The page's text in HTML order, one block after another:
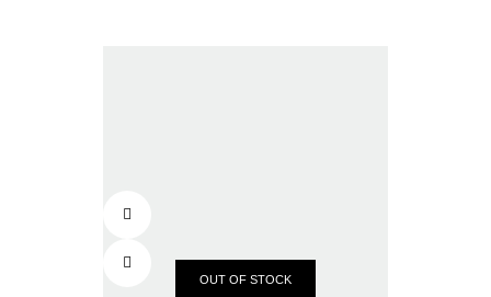
OUT OF STOCK